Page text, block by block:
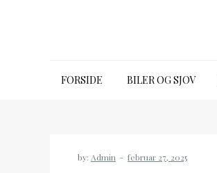
FORSIDE BILER OG SJOV
by: Admin